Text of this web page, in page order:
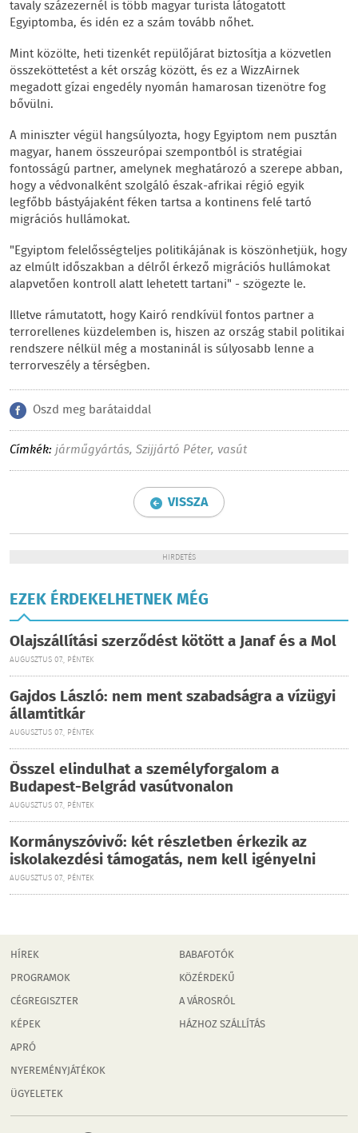
tavaly százezernél is több magyar turista látogatott
Egyiptomba, és idén ez a szám tovább nőhet.
Mint közölte, heti tizenkét repülőjárat biztosítja a közvetlen
összeköttetést a két ország között, és ez a WizzAirnek
megadott gízai engedély nyomán hamarosan tizenötre fog
bővülni.
A miniszter végül hangsúlyozta, hogy Egyiptom nem pusztán
magyar, hanem összeurópai szempontból is stratégiai
fontosságú partner, amelynek meghatározó a szerepe abban,
hogy a védvonalként szolgáló észak-afrikai régió egyik
legfőbb bástyájaként féken tartsa a kontinens felé tartó
migrációs hullámokat.
"Egyiptom felelősségteljes politikájának is köszönhetjük, hogy
az elmúlt időszakban a délről érkező migrációs hullámokat
alapvetően kontroll alatt lehetett tartani" - szögezte le.
Illetve rámutatott, hogy Kairó rendkívül fontos partner a
terrorellenes küzdelemben is, hiszen az ország stabil politikai
rendszere nélkül még a mostaninál is súlyosabb lenne a
terrorveszély a térségben.
Oszd meg barátaiddal
Címkék: járműgyártás, Szijjártó Péter, vasút
VISSZA
HIRDETÉS
EZEK ÉRDEKELHETNEK MÉG
Olajszállítási szerződést kötött a Janaf és a Mol
AUGUSZTUS 07., PÉNTEK
Gajdos László: nem ment szabadságra a vízügyi
államtitkár
AUGUSZTUS 07., PÉNTEK
Ősszel elindulhat a személyforgalom a
Budapest-Belgrád vasútvonalon
AUGUSZTUS 07., PÉNTEK
Kormányszóvivő: két részletben érkezik az
iskolakezdési támogatás, nem kell igényelni
AUGUSZTUS 07., PÉNTEK
HÍREK
PROGRAMOK
CÉGREGISZTER
KÉPEK
APRÓ
NYEREMÉNYJÁTÉKOK
ÜGYELETEK
BABAFOTÓK
KÖZÉRDEKŰ
A VÁROSRÓL
HÁZHOZ SZÁLLÍTÁS